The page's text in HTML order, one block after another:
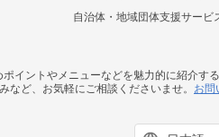
自治体・地域団体支援サービ
イントやメニューなどを魅力的に紹介す
ど、お気軽にご相談くださいませ。 お問